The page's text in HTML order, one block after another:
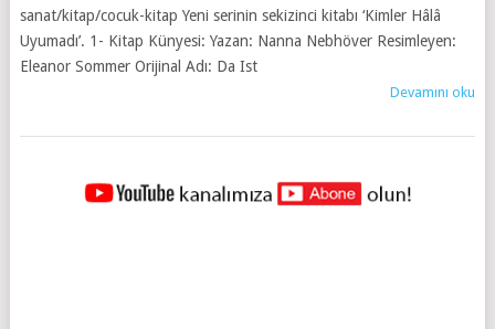
sanat/kitap/cocuk-kitap Yeni serinin sekizinci kitabı ‘Kimler Hâlâ
Uyumadı’. 1- Kitap Künyesi: Yazan: Nanna Nebhöver Resimleyen:
Eleanor Sommer Orijinal Adı: Da Ist
Devamını oku
YAZILAR